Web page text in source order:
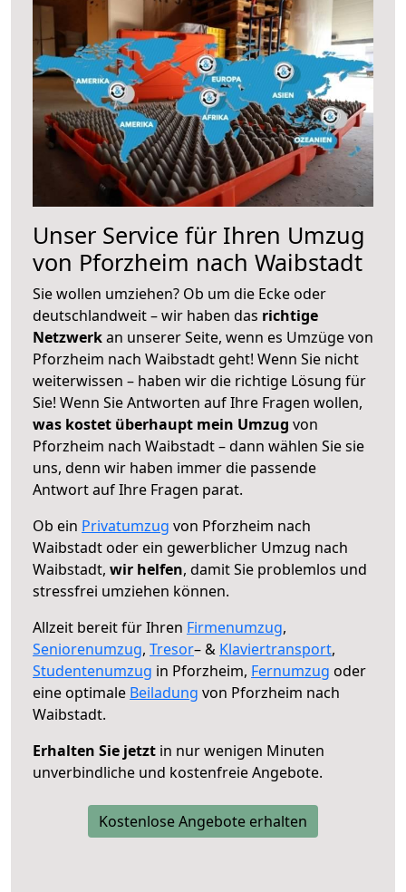
Unser Service für Ihren Umzug
von Pforzheim nach Waibstadt
Sie wollen umziehen? Ob um die Ecke oder
deutschlandweit – wir haben das richtige
Netzwerkan unserer Seite, wenn es Umzüge von
Pforzheim nach Waibstadt geht! Wenn Sie nicht
weiterwissen – haben wir die richtige Lösung für
Sie! Wenn Sie Antworten auf Ihre Fragen wollen,
was kostet überhaupt mein Umzug von
Pforzheim nach Waibstadt – dann wählen Sie sie
uns, denn wir haben immer die passende
Antwort auf Ihre Fragen parat.
Ob ein Privatumzug von Pforzheim nach
Waibstadt oder ein gewerblicher Umzug nach
Waibstadt, wir helfen, damit Sie problemlos und
stressfrei umziehen können.
Allzeit bereit für Ihren Firmenumzug,
Seniorenumzug, Tresor– & Klaviertransport,
Studentenumzug in Pforzheim, Fernumzug oder
eine optimale Beiladung von Pforzheim nach
Waibstadt.
Erhalten Sie jetzt in nur wenigen Minuten
unverbindliche und kostenfreie Angebote.
Kostenlose Angebote erhalten